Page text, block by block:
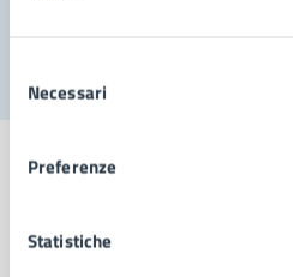
delNecessari
Preferenze
StatisticheComune di Napoli